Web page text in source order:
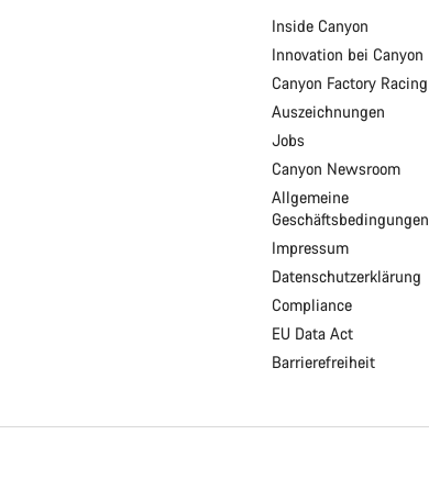
Inside Canyon
Innovation bei Canyon
Canyon Factory Racing
Auszeichnungen
Jobs
Canyon Newsroom
Allgemeine
Geschäftsbedingungen
Impressum
Datenschutzerklärung
Compliance
EU Data Act
Barrierefreiheit